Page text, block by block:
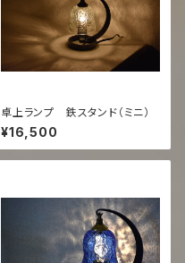
卓上ランプ 鉄スタンド（ミニ）
¥16,500